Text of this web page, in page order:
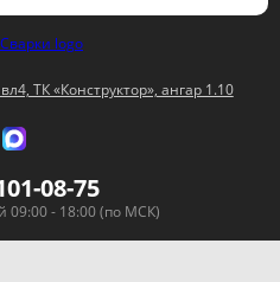
ТК «Конструктор», ангар 1.10
08-75
09:00 - 18:00 (по МСК)